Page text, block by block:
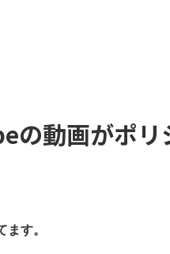
の動画がポ
す。